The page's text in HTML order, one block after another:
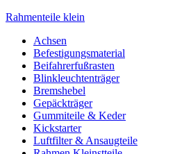
Rahmenteile klein
Achsen
Befestigungsmaterial
Beifahrerfußrasten
Blinkleuchtenträger
Bremshebel
Gepäckträger
Gummiteile & Keder
Kickstarter
Luftfilter & Ansaugteile